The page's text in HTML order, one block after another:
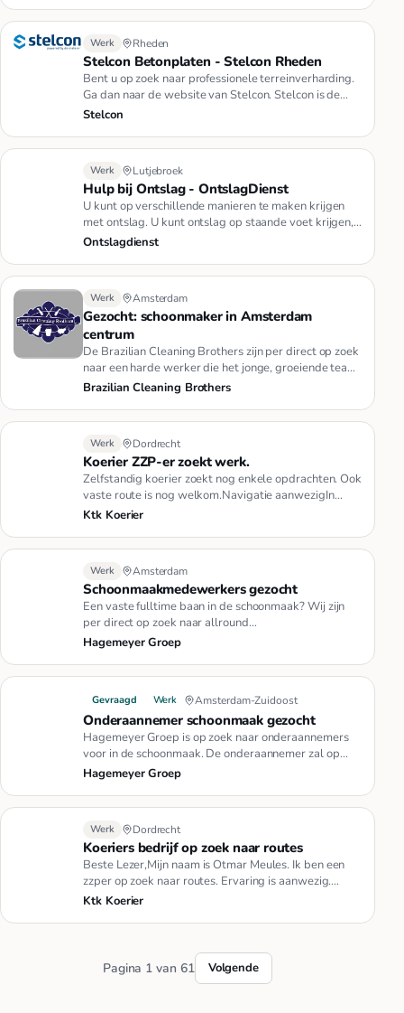
Werk Rheden
Stelcon Betonplaten - Stelcon Rheden
Bent u op zoek naar professionele terreinverharding.
Ga dan naar de website van Stelcon. Stelcon is de
originele leveran…
Stelcon
Werk Lutjebroek
Hulp bij Ontslag - OntslagDienst
U kunt op verschillende manieren te maken krijgen
met ontslag. U kunt ontslag op staande voet krijgen,
u kunt zelf ontsl…
Ontslagdienst
Werk Amsterdam
Gezocht: schoonmaker in Amsterdam
centrum
De Brazilian Cleaning Brothers zijn per direct op zoek
naar een harde werker die het jonge, groeiende team
wilt onderste…
Brazilian Cleaning Brothers
Werk Dordrecht
Koerier ZZP-er zoekt werk.
Zelfstandig koerier zoekt nog enkele opdrachten. Ook
vaste route is nog welkom.Navigatie aanwezigIn
bezit van Transit ba…
Ktk Koerier
Werk Amsterdam
Schoonmaakmedewerkers gezocht
Een vaste fulltime baan in de schoonmaak? Wij zijn
per direct op zoek naar allround
schoonmaakmedewerkers en (leerling)g…
Hagemeyer Groep
Gevraagd Werk Amsterdam-Zuidoost
Onderaannemer schoonmaak gezocht
Hagemeyer Groep is op zoek naar onderaannemers
voor in de schoonmaak. De onderaannemer zal op
oproepbasis te werk gaan. …
Hagemeyer Groep
Werk Dordrecht
Koeriers bedrijf op zoek naar routes
Beste Lezer,Mijn naam is Otmar Meules. Ik ben een
zzper op zoek naar routes. Ervaring is aanwezig.
Eerder gewerkt als ko…
Ktk Koerier
Pagina 1 van 61 Volgende